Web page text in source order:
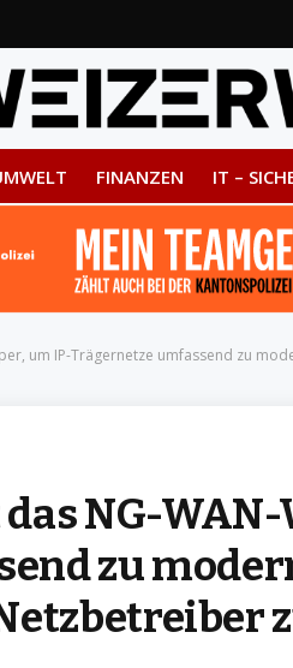
FINANZEN IT –
um IP-Trägernetze umfassend zu
NG-
zu